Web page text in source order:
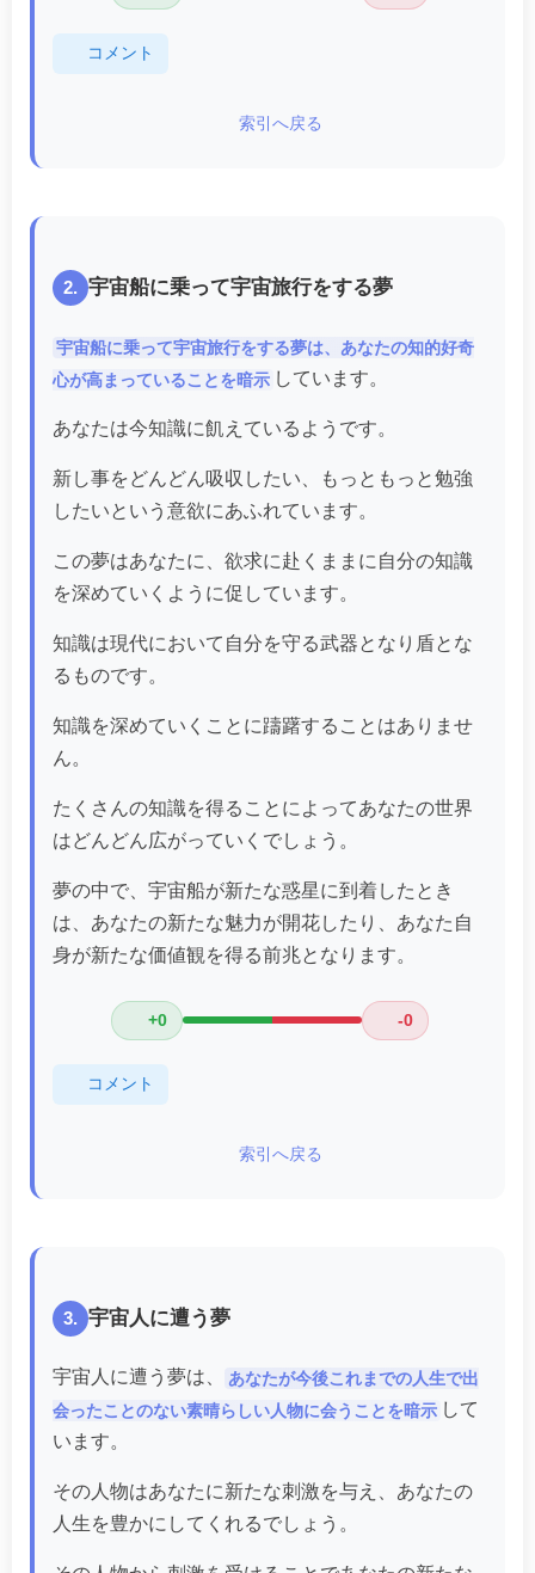
コメント
索引へ戻る
2. 宇宙船に乗って宇宙旅行をする夢
宇宙船に乗って宇宙旅行をする夢は、あなたの知的好奇
心が高まっていることを暗示 しています。
あなたは今知識に飢えているようです。
新し事をどんどん吸収したい、もっともっと勉強
したいという意欲にあふれています。
この夢はあなたに、欲求に赴くままに自分の知識
を深めていくように促しています。
知識は現代において自分を守る武器となり盾とな
るものです。
知識を深めていくことに躊躇することはありませ
ん。
たくさんの知識を得ることによってあなたの世界
はどんどん広がっていくでしょう。
夢の中で、宇宙船が新たな惑星に到着したとき
は、あなたの新たな魅力が開花したり、あなた自
身が新たな価値観を得る前兆となります。
+0 -0
コメント
索引へ戻る
3. 宇宙人に遭う夢
宇宙人に遭う夢は、
あなたが今後これまでの人生で出
会ったことのない素晴らしい人物に会うことを暗示 して
います。
その人物はあなたに新たな刺激を与え、あなたの
人生を豊かにしてくれるでしょう。